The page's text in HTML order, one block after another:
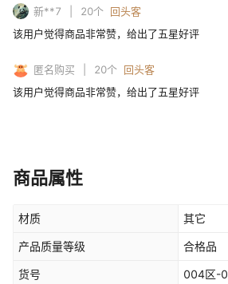
新**7 20个 回头客
该用户觉得商品非常赞，给出了五星好评
匿名购买 20个 回头客
该用户觉得商品非常赞，给出了五星好评
商品属性
材质 其它
产品质量等级 合格品
货号 004区-